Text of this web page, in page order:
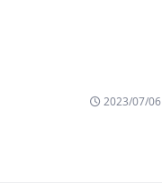
2023/07/06